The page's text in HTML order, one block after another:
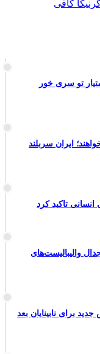
کافی
تو سری خور
ایران سربلند
تاکید کرد
والیبالیست‌های
برای نابینایان بعد